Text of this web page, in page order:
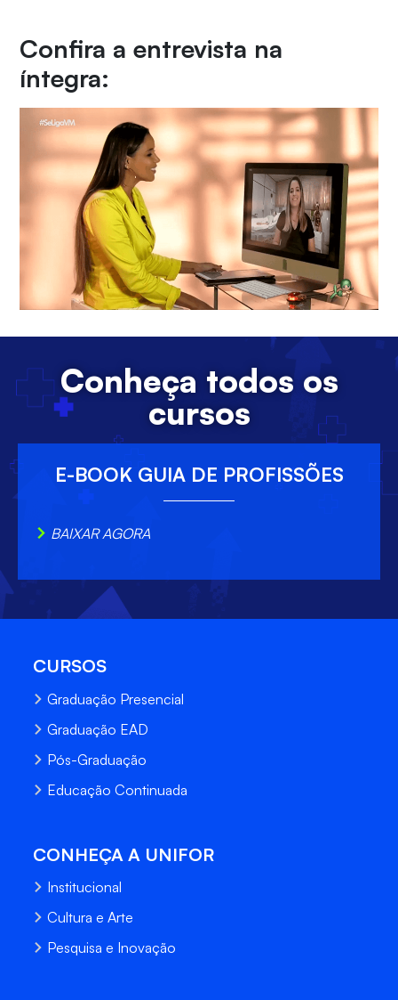
Confira a entrevista na
íntegra:
Conheça todos os
cursos
E-BOOK GUIA DE PROFISSÕES
BAIXAR AGORA
CURSOS
Graduação Presencial
Graduação EAD
Pós-Graduação
Educação Continuada
CONHEÇA A UNIFOR
Institucional
Cultura e Arte
Pesquisa e Inovação